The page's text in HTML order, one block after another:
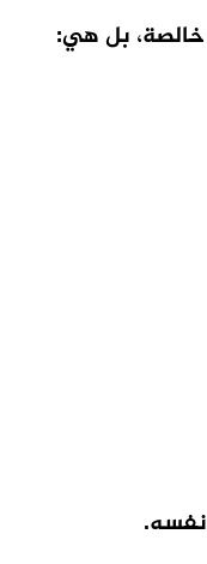
خالصة، بل هي:
نفسه.